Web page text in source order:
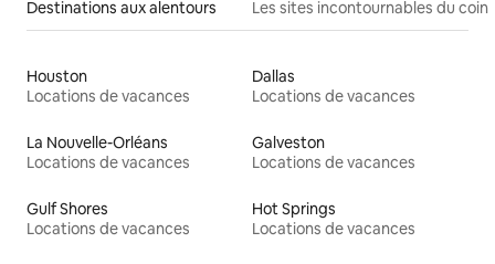
Destinations aux alentours Les sites incontournables du coin
Houston
Locations de vacances
Dallas
Locations de vacances
La Nouvelle-Orléans
Locations de vacances
Galveston
Locations de vacances
Gulf Shores
Locations de vacances
Hot Springs
Locations de vacances